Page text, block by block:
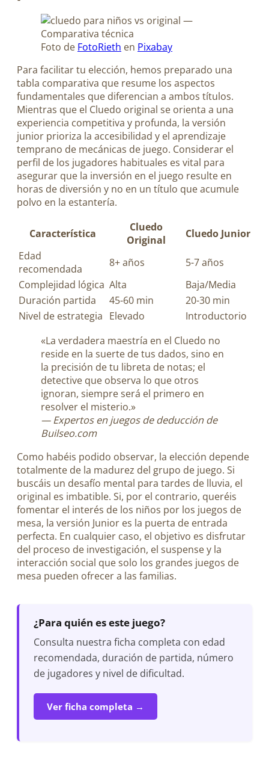
Foto de FotoRieth en Pixabay
Para facilitar tu elección, hemos preparado una
tabla comparativa que resume los aspectos
fundamentales que diferencian a ambos títulos.
Mientras que el Cluedo original se orienta a una
experiencia competitiva y profunda, la versión
junior prioriza la accesibilidad y el aprendizaje
temprano de mecánicas de juego. Considerar el
perfil de los jugadores habituales es vital para
asegurar que la inversión en el juego resulte en
horas de diversión y no en un título que acumule
polvo en la estantería.
Característica
Cluedo
Original
Cluedo Junior
Edad
recomendada
8+ años
5-7 años
Complejidad lógica Alta
Baja/Media
Duración partida
45-60 min
20-30 min
Nivel de estrategia Elevado
Introductorio
«La verdadera maestría en el Cluedo no
reside en la suerte de tus dados, sino en
la precisión de tu libreta de notas; el
detective que observa lo que otros
ignoran, siempre será el primero en
resolver el misterio.»
— Expertos en juegos de deducción de
Builseo.com
Como habéis podido observar, la elección depende
totalmente de la madurez del grupo de juego. Si
buscáis un desafío mental para tardes de lluvia, el
original es imbatible. Si, por el contrario, queréis
fomentar el interés de los niños por los juegos de
mesa, la versión Junior es la puerta de entrada
perfecta. En cualquier caso, el objetivo es disfrutar
del proceso de investigación, el suspense y la
interacción social que solo los grandes juegos de
mesa pueden ofrecer a las familias.
¿Para quién es este juego?
Consulta nuestra ficha completa con edad
recomendada, duración de partida, número
de jugadores y nivel de dificultad.
Ver ficha completa →